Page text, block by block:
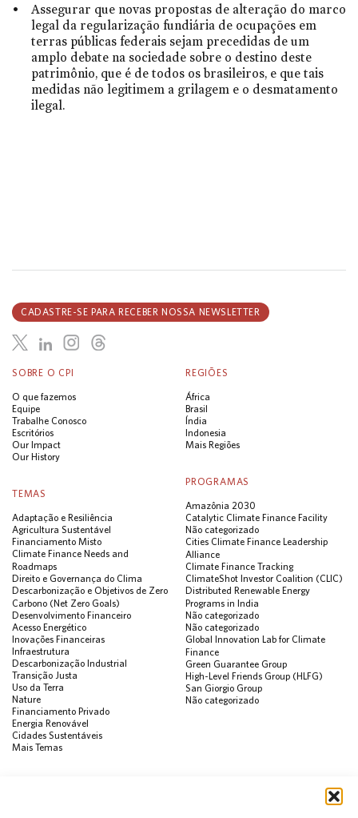
Assegurar que novas propostas de alteração do marco
legal da regularização fundiária de ocupações em
terras públicas federais sejam precedidas de um
amplo debate na sociedade sobre o destino deste
patrimônio, que é de todos os brasileiros, e que tais
medidas não legitimem a grilagem e o desmatamento
ilegal.
SOBRE O CPI
O que fazemos
Equipe
Trabalhe Conosco
Escritórios
Our Impact
Our History
REGIÕES
África
Brasil
Índia
Indonesia
Mais Regiões
TEMAS
Adaptação e Resiliência
Agricultura Sustentável
Financiamento Misto
Climate Finance Needs and
Roadmaps
Direito e Governança do Clima
Descarbonização e Objetivos de Zero
Carbono (Net Zero Goals)
Desenvolvimento Financeiro
Acesso Energético
Inovações Financeiras
Infraestrutura
Descarbonização Industrial
Transição Justa
Uso da Terra
Nature
Financiamento Privado
Energia Renovável
Cidades Sustentáveis
Mais Temas
PROGRAMAS
Amazônia 2030
Catalytic Climate Finance Facility
Não categorizado
Cities Climate Finance Leadership
Alliance
Climate Finance Tracking
ClimateShot Investor Coalition (CLIC)
Distributed Renewable Energy
Programs in India
Não categorizado
Não categorizado
Global Innovation Lab for Climate
Finance
Green Guarantee Group
High-Level Friends Group (HLFG)
San Giorgio Group
Não categorizado
CADASTRE-SE PARA RECEBER NOSSA NEWSLETTER